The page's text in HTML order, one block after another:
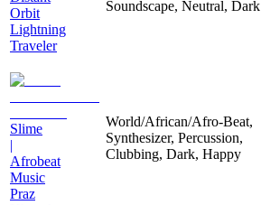
Orbit
Lightning
Traveler
Soundscape, Neutral, Dark
Slime
|
Afrobeat
Music
Praz
World/African/Afro-Beat,
Synthesizer, Percussion,
Clubbing, Dark, Happy